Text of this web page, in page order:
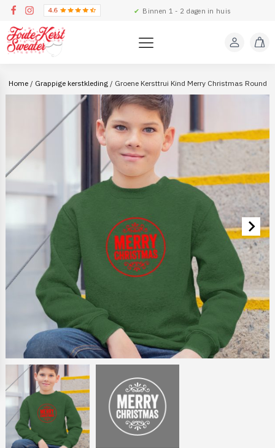
✔ Binnen 1 - 2 dagen in huis
Home/ Grappige kerstkleding/ Groene Kersttrui Kind Merry Christmas Round